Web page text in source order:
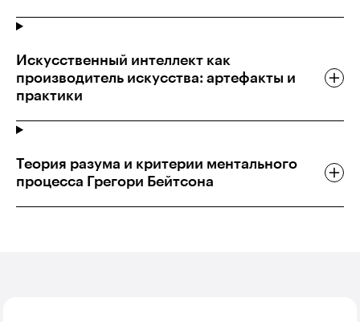
Искусственный интеллект как
производитель искусства: артефакты и
практики
Теория разума и критерии ментального
процесса Грегори Бейтсона